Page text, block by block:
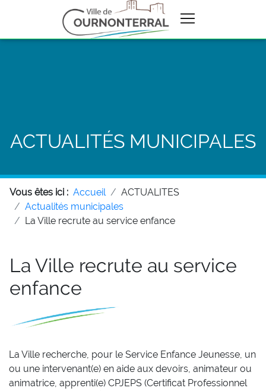
ACTUALITÉS MUNICIPALES
Vous êtes ici : Accueil
ACTUALITES
Actualités municipales
La Ville recrute au service enfance
La Ville recrute au service
enfance
La Ville recherche, pour le Service Enfance Jeunesse, un
ou une intervenant(e) en aide aux devoirs, animateur ou
animatrice, apprenti(e) CPJEPS (Certificat Professionnel